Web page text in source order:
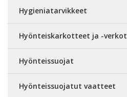
Hygieniatarvikkeet
Hyönteiskarkotteet ja -verkot
Hyönteissuojat
Hyönteissuojatut vaatteet